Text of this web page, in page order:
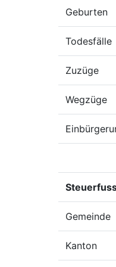
Geburten
Todesfälle
Zuzüge
Wegzüge
Gemeinde
Kanton